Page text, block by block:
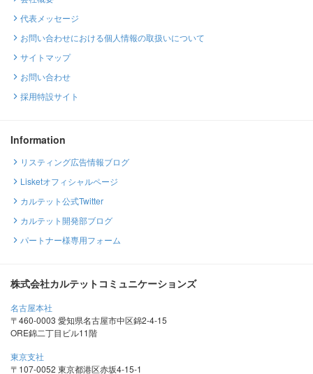
代表メッセージ
お問い合わせにおける個人情報の取扱いについて
サイトマップ
お問い合わせ
採用特設サイト
Information
リスティング広告情報ブログ
Lisketオフィシャルページ
カルテット公式Twitter
カルテット開発部ブログ
パートナー様専用フォーム
株式会社カルテットコミュニケーションズ
名古屋本社
〒460-0003 愛知県名古屋市中区錦2-4-15
ORE錦二丁目ビル11階
東京支社
〒107-0052 東京都港区赤坂4-15-1